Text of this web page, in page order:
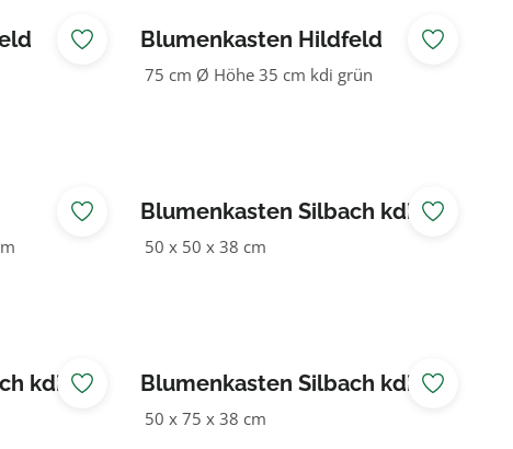
Blumenkasten Hildfeld
75 cm Ø Höhe 35 cm kdi grün
Blumenkasten Silbach kdi
grün
50 x 50 x 38 cm
kdi
Blumenkasten Silbach kdi-
grün
50 x 75 x 38 cm